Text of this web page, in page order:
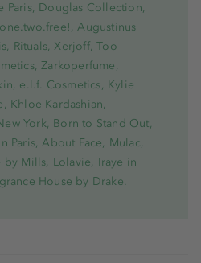
Paris, Douglas Collection,
Augustinus
Rituals, Xerjoff, Too
Zarkoperfume,
e.l.f. Cosmetics, Kylie
Khloe Kardashian,
York, Born to Stand Out,
Paris, About Face, Mulac,
by Mills, Lolavie, Iraye in
House by Drake.